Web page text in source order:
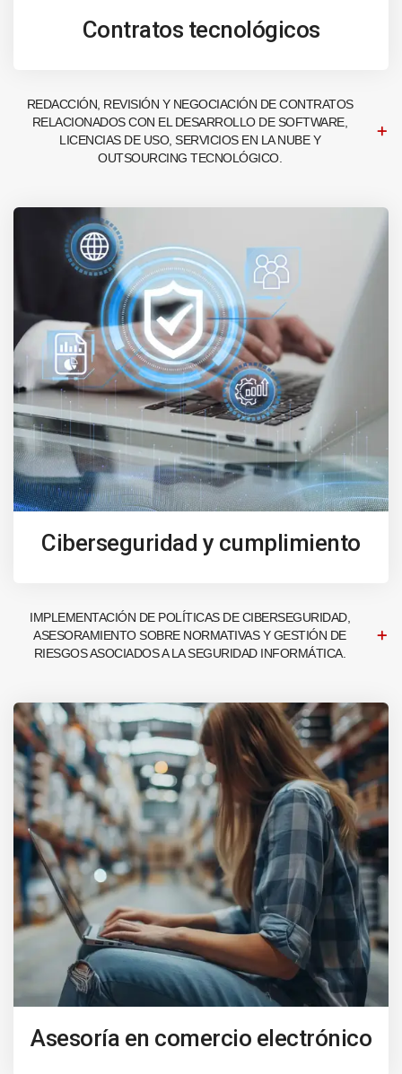
Contratos tecnológicos
REDACCIÓN, REVISIÓN Y NEGOCIACIÓN DE CONTRATOS
RELACIONADOS CON EL DESARROLLO DE SOFTWARE,
LICENCIAS DE USO, SERVICIOS EN LA NUBE Y
OUTSOURCING TECNOLÓGICO.
Ciberseguridad y cumplimiento
IMPLEMENTACIÓN DE POLÍTICAS DE CIBERSEGURIDAD,
ASESORAMIENTO SOBRE NORMATIVAS Y GESTIÓN DE
RIESGOS ASOCIADOS A LA SEGURIDAD INFORMÁTICA.
Asesoría en comercio electrónico